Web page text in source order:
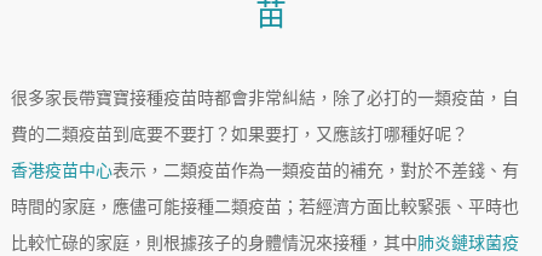
苗
很多家長帶寶寶接種疫苗時都會非常糾結，除了必打的一類疫苗，自
費的二類疫苗到底要不要打？如果要打，又應該打哪種好呢？
香港疫苗中心表示，二類疫苗作為一類疫苗的補充，對於不差錢、有
時間的家庭，應儘可能接種二類疫苗；若經濟方面比較緊張、平時也
比較忙碌的家庭，則根據孩子的身體情況來接種，其中肺炎鏈球菌疫